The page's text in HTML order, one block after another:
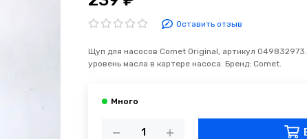
Оставить отзыв
Щуп для насосов Comet Original, артикул
уровень масла в картере насоса. Бренд: Comet.